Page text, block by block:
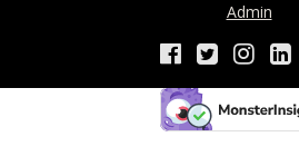
Admin